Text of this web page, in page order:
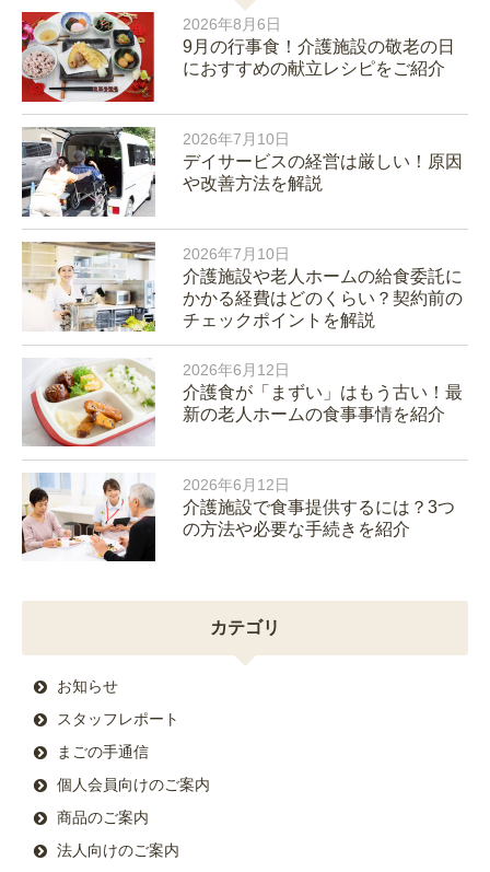
2026年8月6日
9月の行事食！介護施設の敬老の日
におすすめの献立レシピをご紹介
2026年7月10日
デイサービスの経営は厳しい！原因
や改善方法を解説
2026年7月10日
介護施設や老人ホームの給食委託に
かかる経費はどのくらい？契約前の
チェックポイントを解説
2026年6月12日
介護食が「まずい」はもう古い！最
新の老人ホームの食事事情を紹介
2026年6月12日
介護施設で食事提供するには？3つ
の方法や必要な手続きを紹介
カテゴリ
お知らせ
スタッフレポート
まごの手通信
個人会員向けのご案内
商品のご案内
法人向けのご案内